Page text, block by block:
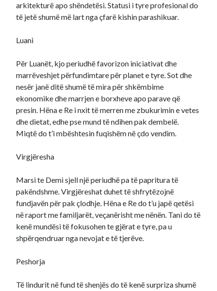
arkitekturë apo shëndetësi. Statusi i tyre profesional do
të jetë shumë më lart nga çfarë kishin parashikuar.
Luani
Për Luanët, kjo periudhë favorizon iniciativat dhe
marrëveshjet përfundimtare për planet e tyre. Sot dhe
nesër janë ditë shumë të mira për shkëmbime
ekonomike dhe marrjen e borxheve apo parave që
presin. Hëna e Re i nxit të merren me zbukurimin e vetes
dhe dietat, edhe pse mund të ndihen pak dembelë.
Miqtë do t’i mbështesin fuqishëm në çdo vendim.
Virgjëresha
Marsi te Demi sjell një periudhë pa të papritura të
pakëndshme. Virgjëreshat duhet të shfrytëzojnë
fundjavën për pak çlodhje. Hëna e Re do t’u japë qetësi
në raport me familjarët, veçanërisht me nënën. Tani do të
kenë mundësi të fokusohen te gjërat e tyre, pa u
shpërqendruar nga nevojat e të tjerëve.
Peshorja
Të lindurit në fund të shenjës do të kenë surpriza shumë